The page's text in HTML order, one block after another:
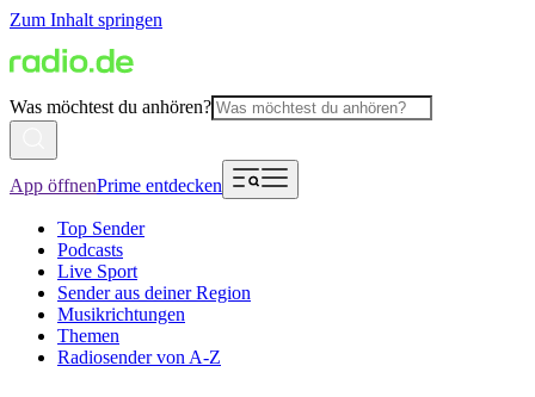
Zum Inhalt springen
Was möchtest du anhören?
App öffnenPrime entdecken
Top Sender
Podcasts
Live Sport
Sender aus deiner Region
Musikrichtungen
Themen
Radiosender von A-Z